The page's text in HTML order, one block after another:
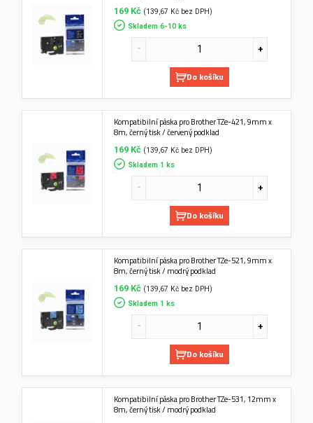
169 Kč (139,67 Kč bez DPH)
Skladem 6-10 ks
Do košíku
Kompatibilní páska pro Brother TZe-421, 9mm x
8m, černý tisk / červený podklad
169 Kč (139,67 Kč bez DPH)
Skladem 1 ks
Do košíku
Kompatibilní páska pro Brother TZe-521, 9mm x
8m, černý tisk / modrý podklad
169 Kč (139,67 Kč bez DPH)
Skladem 1 ks
Do košíku
Kompatibilní páska pro Brother TZe-531, 12mm x
8m, černý tisk / modrý podklad